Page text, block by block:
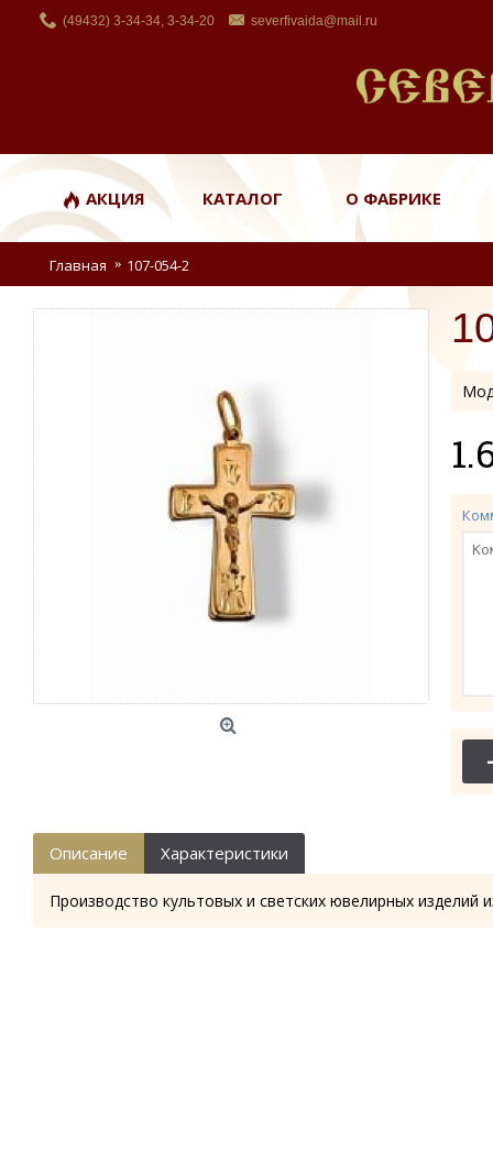
(49432) 3-34-34, 3-34-20 severfivaida@mail.ru
АКЦИЯ КАТАЛОГ О ФАБРИКЕ
Главная 107-054-2
-
Описание Характеристики
Производство культовых и светских ювелирных изделий